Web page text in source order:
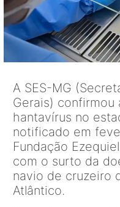
A SES-MG
Gerais)
hantavírus no
notificado em
Fundação
com o surto da
navio de cruzeiro
Atlântico.